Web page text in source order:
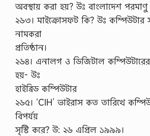
অবস্থায় করা হয়? উঃ বাংলাদেশ
২৬৩। মাইক্রোসফট কি? উঃ
নামকরা
প্রতিষ্ঠান।
২৬৪। এনালগ ও ডিজিটাল
হয়- উঃ
হাইব্রিড কম্পিউটার
২৬৫। ‘CIH’ ভাইরাস কত তারিখে
বিপর্যয়
সৃস্টি করে? উ: ২৬ এপ্রিল ১৯৯৯।